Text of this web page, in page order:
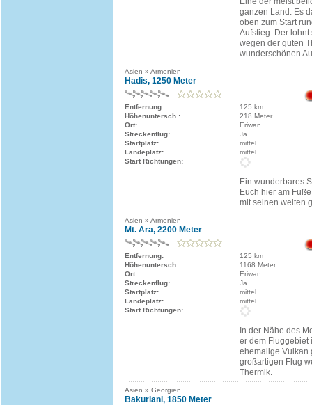
ganzen Land. Es
oben zum Start
Aufstieg. Der lohnt
wegen der guten
wunderschönen
Asien » Armenien
Hadis, 1250 Meter
Entfernung:
125 km
Höhenuntersch.:
218 Meter
Ort:
Eriwan
Streckenflug:
Ja
Startplatz:
mittel
Landeplatz:
mittel
Start Richtungen:
Ein wunderbares
Euch hier am
mit seinen weiten
Asien » Armenien
Mt. Ara, 2200 Meter
Entfernung:
125 km
Höhenuntersch.:
1168 Meter
Ort:
Eriwan
Streckenflug:
Ja
Startplatz:
mittel
Landeplatz:
mittel
Start Richtungen:
In der Nähe des
er dem Fluggebiet
ehemalige Vulkan
großartigen Flug
Thermik.
Asien » Georgien
Bakuriani, 1850 Meter